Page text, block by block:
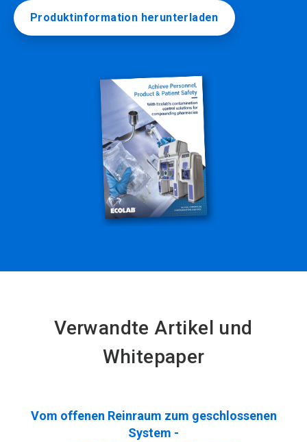
Produktinformation herunterladen
Verwandte Artikel und
Whitepaper
Vom offenen Reinraum zum geschlossenen
System -